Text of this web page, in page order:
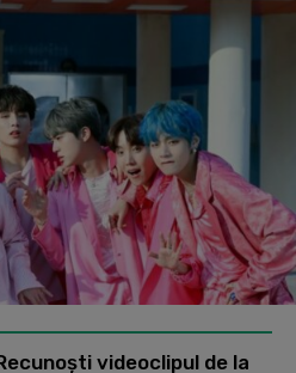
videoclipul de la